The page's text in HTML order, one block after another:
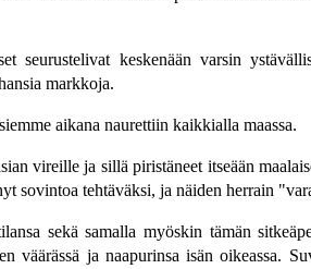
seurustelivat keskenään varsin
markkoja.
aikana naurettiin kaikkialla maassa.
vireille ja sillä piristäneet itseään
sovintoa tehtäväksi, ja näiden herrain
sekä samalla myöskin tämän
ja naapurinsa isän oikeassa.